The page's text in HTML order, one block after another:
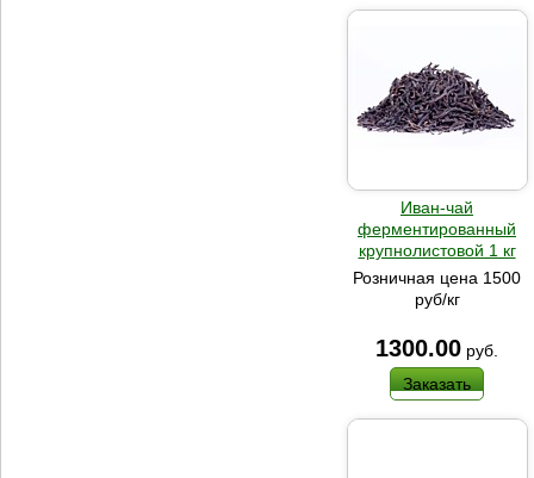
Иван-чай
ферментированный
крупнолистовой 1 кг
Розничная цена 1500
руб/кг
1300.00 руб.
Заказать